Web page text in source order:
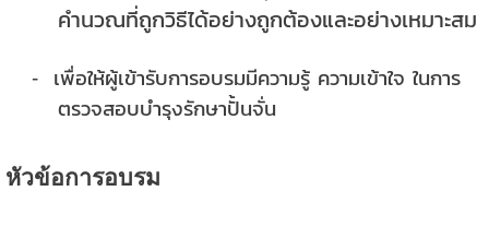
คำนวณที่ถูกวิธีได้อย่างถูกต้องและอย่างเหมาะสม
-
เพื่อให้ผู้เข้ารับการอบรมมีความรู้ ความเข้าใจ ในการ
ตรวจสอบบำรุงรักษาปั้นจั่น
หัวข้อการอบรม